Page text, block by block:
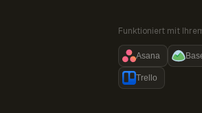
Funktioniert mit
Asana
Trello